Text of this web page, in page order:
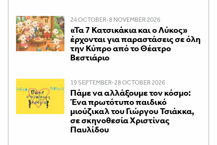
24 OCTOBER-8 NOVEMBER 2026
«Τα 7 Κατσικάκια και ο Λύκος»
έρχονται για παραστάσεις σε όλη
την Κύπρο από το Θέατρο
Βεστιάριο
19 SEPTEMBER-28 OCTOBER 2026
Πάμε να αλλάξουμε τον κόσμο:
Ένα πρωτότυπο παιδικό
μιούζικαλ του Γιώργου Τσιάκκα,
σε σκηνοθεσία Χριστίνας
Παυλίδου